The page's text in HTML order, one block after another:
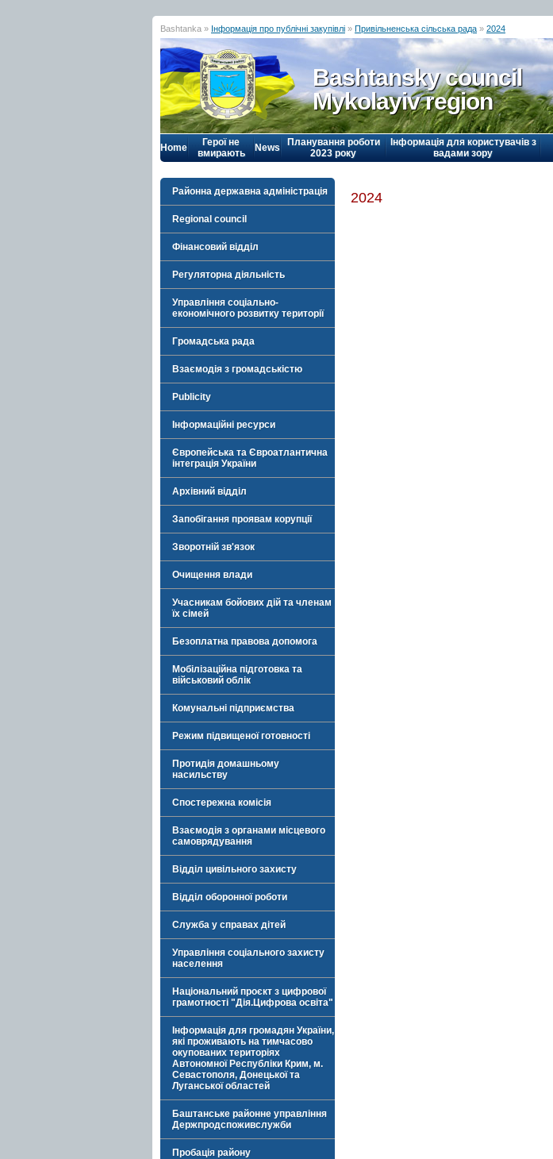
Bashtanka » Інформація про публічні закупівлі » Привільненська сільська рада » 2024
Bashtansky council
Mykolayiv region
Home
Герої не
вмирають
News
Планування роботи
2023 року
Інформація для користувачів з
вадами зору
Районна державна адміністрація
Regional council
Фінансовий відділ
Регуляторна діяльність
Управління соціально-
економічного розвитку території
Громадська рада
Взаємодія з громадськістю
Publicity
Інформаційні ресурси
Європейська та Євроатлантична
інтеграція України
Архівний відділ
Запобігання проявам корупції
Зворотній зв'язок
Очищення влади
Учасникам бойових дій та членам
їх сімей
Безоплатна правова допомога
Мобілізаційна підготовка та
військовий облік
Комунальні підприємства
Режим підвищеної готовності
Протидія домашньому
насильству
Спостережна комісія
Взаємодія з органами місцевого
самоврядування
Відділ цивільного захисту
Відділ оборонної роботи
Служба у справах дітей
Управління соціального захисту
населення
Національний проєкт з цифрової
грамотності "Дія.Цифрова освіта"
Інформація для громадян України,
які проживають на тимчасово
окупованих територіях
Автономної Республіки Крим, м.
Севастополя, Донецької та
Луганської областей
Баштанське районне управління
Держпродспоживслужби
Пробація району
2024